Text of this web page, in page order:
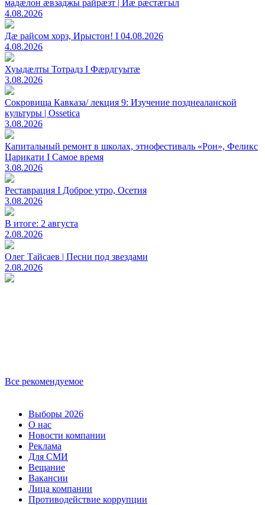
мадæлон æвзаджы райрæзт | Йæ рæстæгыл
4.08.2026
Дæ райсом хорз, Ирыстон! I 04.08.2026
4.08.2026
Хуыдæлты Тотрадз I Фæрдгуытæ
3.08.2026
Сокровища Кавказа/ лекция 9: Изучение позднеаланской
культуры | Ossetica
3.08.2026
Капитальный ремонт в школах, этнофестиваль «Рон», Феликс
Царикати I Самое время
3.08.2026
Реставрация I Доброе утро, Осетия
3.08.2026
В итоге: 2 августа
2.08.2026
Олег Тайсаев | Песни под звездами
2.08.2026
Все рекомендуемое
Выборы 2026
О нас
Новости компании
Реклама
Для СМИ
Вещание
Вакансии
Лица компании
Противодействие коррупции